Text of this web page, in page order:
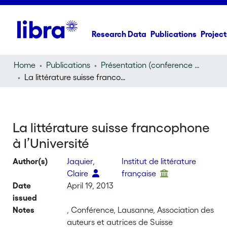
Research Data Publications
Home Publications
Présentation (conference presentation)
La littérature suisse francophone à l’Université
La littérature suisse francophone
à l’Université
Author(s)
Jaquier,
Claire
Institut de littérature
française
Date
issued
April 19, 2013
Notes
, Conférence, Lausanne, Association des
auteurs et autrices de Suisse